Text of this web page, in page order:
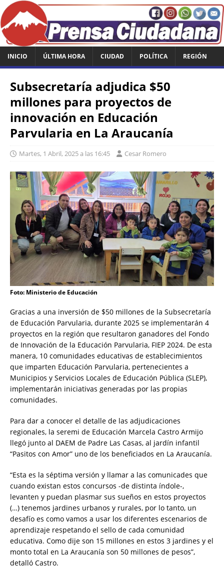
INICIO ÚLTIMA HORA CIUDAD POLÍTICA REGIÓN
Subsecretaría adjudica $50
millones para proyectos de
innovación en Educación
Parvularia en La Araucanía
Martes, 1 Abril, 2025 a las 16:45 Cesar Romero
Foto: Ministerio de Educación
Gracias a una inversión de $50 millones de la Subsecretaría
de Educación Parvularia, durante 2025 se implementarán 4
proyectos en la región que resultaron ganadores del Fondo
de Innovación de la Educación Parvularia, FIEP 2024. De esta
manera, 10 comunidades educativas de establecimientos
que imparten Educación Parvularia, pertenecientes a
Municipios y Servicios Locales de Educación Pública (SLEP),
implementarán iniciativas generadas por las propias
comunidades.
Para dar a conocer el detalle de las adjudicaciones
regionales, la seremi de Educación Marcela Castro Armijo
llegó junto al DAEM de Padre Las Casas, al jardín infantil
“Pasitos con Amor” uno de los beneficiados en La Araucanía.
“Esta es la séptima versión y llamar a las comunicades que
cuando existan estos concursos -de distinta índole-,
levanten y puedan plasmar sus sueños en estos proyectos
(…) tenemos jardines urbanos y rurales, por lo tanto, un
desafío es como vamos a usar los diferentes escenarios de
aprendizaje respetando el sello de cada comunidad
educativa. Como dije son 15 millones en estos 3 jardines y el
monto total en La Araucanía son 50 millones de pesos”,
detalló Castro.